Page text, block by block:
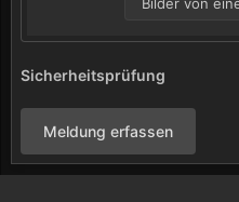
Sicherheitsprüfung
Meldung erfassen